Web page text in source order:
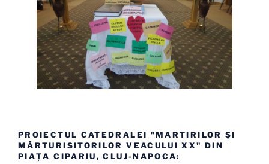
PROIECTUL CATEDRALEI "MARTIRILOR ȘI
MĂRTURISITORILOR VEACULUI XX" DIN
PIAȚA CIPARIU, CLUJ-NAPOCA: